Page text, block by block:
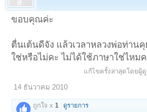
ขอบคุณค่ะ
ตื่นเต้นดีจัง แล้วเวลาหลวงพ่อท่าน
ใช่หรือไม่คะ ไม่ได้ใช้ภาษาใช่ไหม
แก้ไขครั้งล่าสุดโดยผู้
14 ธันวาคม 2010
ถูกใจ x 1 ดูรายการ